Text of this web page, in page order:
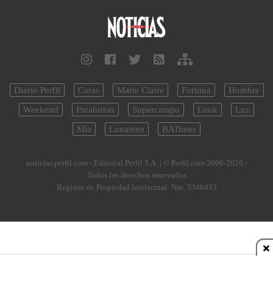
Diario Perfil Caras Marie Claire Fortuna
Hombre
Weekend
Parabrisas Supercampo Look
Luz
Mía
Lunateen BATimes
noticias.perfil.com - Editorial Perfil S.A. | © Perfil.com 2006-2026 -
Todos los derechos reservados
Registro de Propiedad Intelectual: Nro. 5346433